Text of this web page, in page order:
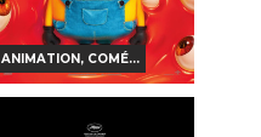
ANIMATION, COMÉ...
DES MINIONS ET DES
MONSTRES